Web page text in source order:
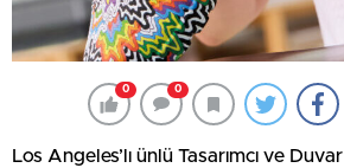
0 0
Los Angeles’lı ünlü Tasarımcı ve